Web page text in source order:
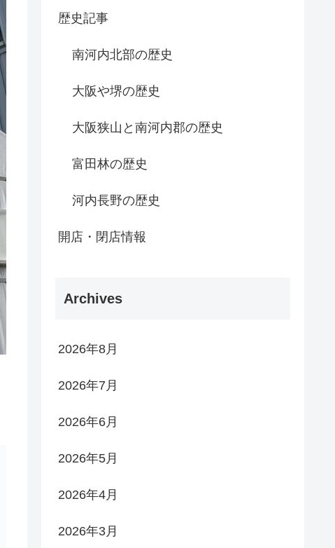
歴史記事
南河内北部の歴史
大阪や堺の歴史
大阪狭山と南河内郡の歴史
富田林の歴史
河内長野の歴史
開店・閉店情報
Archives
2026年8月
2026年7月
2026年6月
2026年5月
2026年4月
2026年3月